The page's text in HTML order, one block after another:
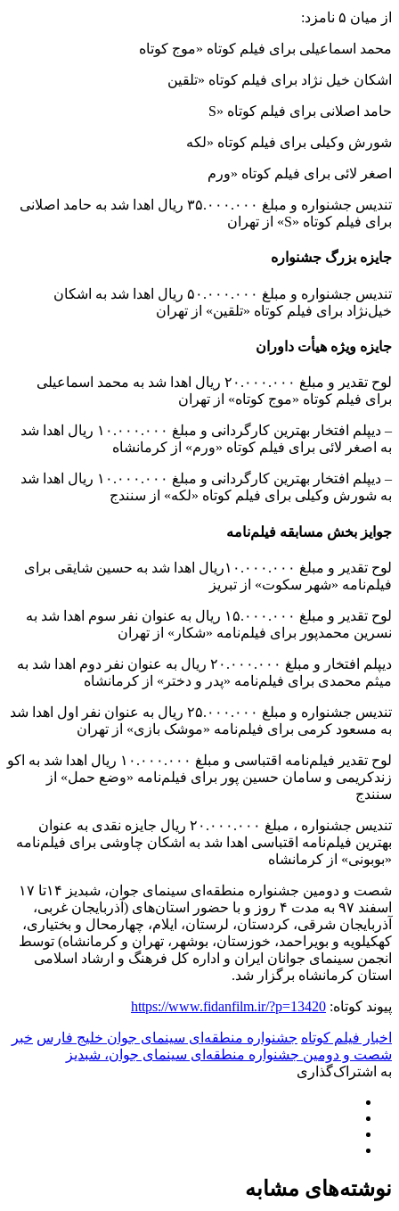
از میان ۵ نامزد:
محمد اسماعیلی برای فیلم کوتاه «موج کوتاه
اشکان خیل نژاد برای فیلم کوتاه «تلقین
حامد اصلانی برای فیلم کوتاه «S
شورش وکیلی برای فیلم کوتاه «لکه
اصغر لائی برای فیلم کوتاه «ورم
تندیس جشنواره و مبلغ ۳۵.۰۰۰.۰۰۰ ریال اهدا شد به حامد اصلانی
برای فیلم کوتاه «S» از تهران
جایزه بزرگ جشنواره
تندیس جشنواره و مبلغ ۵۰.۰۰۰.۰۰۰ ریال اهدا شد به اشکان
خیل‌نژاد برای فیلم کوتاه «تلقین» از تهران
جایزه ویژه هیأت داوران
لوح تقدیر و مبلغ ۲۰.۰۰۰.۰۰۰ ریال اهدا شد به محمد اسماعیلی
برای فیلم کوتاه «موج کوتاه» از تهران
– دیپلم افتخار بهترین کارگردانی و مبلغ ۱۰.۰۰۰.۰۰۰ ریال اهدا شد
به اصغر لائی برای فیلم کوتاه «ورم» از کرمانشاه
– دیپلم افتخار بهترین کارگردانی و مبلغ ۱۰.۰۰۰.۰۰۰ ریال اهدا شد
به شورش وکیلی برای فیلم کوتاه «لکه» از سنندج
جوایز بخش مسابقه فیلم‌نامه
لوح تقدیر و مبلغ ۱۰.۰۰۰.۰۰۰ریال اهدا شد به حسین شایقی برای
فیلم‌نامه «شهر سکوت» از تبریز
لوح تقدیر و مبلغ ۱۵.۰۰۰.۰۰۰ ریال به عنوان نفر سوم اهدا شد به
نسرین محمدپور برای فیلم‌نامه «شکار» از تهران
دیپلم افتخار و مبلغ ۲۰.۰۰۰.۰۰۰ ریال به عنوان نفر دوم اهدا شد به
میثم محمدی برای فیلم‌نامه «پدر و دختر» از کرمانشاه
تندیس جشنواره و مبلغ ۲۵.۰۰۰.۰۰۰ ریال به عنوان نفر اول اهدا شد
به مسعود کرمی برای فیلم‌نامه «موشک بازی» از تهران
لوح تقدیر فیلم‌نامه اقتباسی و مبلغ ۱۰.۰۰۰.۰۰۰ ریال اهدا شد به اکو
زندکریمی و سامان حسین پور برای فیلم‌نامه «وضع حمل» از
سنندج
تندیس جشنواره ، مبلغ ۲۰.۰۰۰.۰۰۰ ریال جایزه نقدی به عنوان
بهترین فیلم‌نامه اقتباسی اهدا شد به اشکان چاوشی برای فیلم‌نامه
«بوبونی» از کرمانشاه
شصت و دومین جشنواره منطقه‌ای سینمای جوان، شبدیز ۱۴تا ۱۷
اسفند ۹۷ به مدت ۴ روز و با حضور استان‌های (آذربایجان غربی،
آذربایجان شرقی، کردستان، لرستان، ایلام، چهارمحال و بختیاری،
کهکیلویه و بویراحمد، خوزستان، بوشهر، تهران و کرمانشاه) توسط
انجمن سینمای جوانان ایران و اداره کل فرهنگ و ارشاد اسلامی
استان کرمانشاه برگزار شد.
پیوند کوتاه: https://www.fidanfilm.ir/?p=13420
اخبار فیلم کوتاه جشنواره منطقه‌ای سینمای جوان خلیج فارس خبر
شصت و دومین جشنواره منطقه‌ای سینمای جوان، شبدیز
به اشتراک‌گذاری
نوشته‌های مشابه